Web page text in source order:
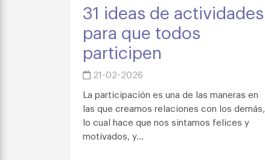
31 ideas de actividades
para que todos
participen
21-02-2026
La participación es una de las maneras en
las que creamos relaciones con los demás,
lo cual hace que nos sintamos felices y
motivados, y...